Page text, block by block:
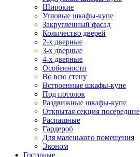
Широкие
Угловые шкафы-купе
Закругленный фасад
Количество дверей
2-х дверные
3-х дверные
4-х дверные
Особенности
Во всю стену
Встроенные шкафы-купе
Под потолок
Раздвижные шкафы-купе
Открытая секция посередине
Распашные
Гардероб
Для маленького помещения
Эконом
Гостиные